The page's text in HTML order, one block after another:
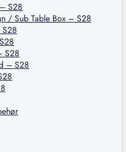
S28
/ Sub Table Box – S28
S28
– S28